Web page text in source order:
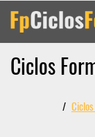
Ciclos